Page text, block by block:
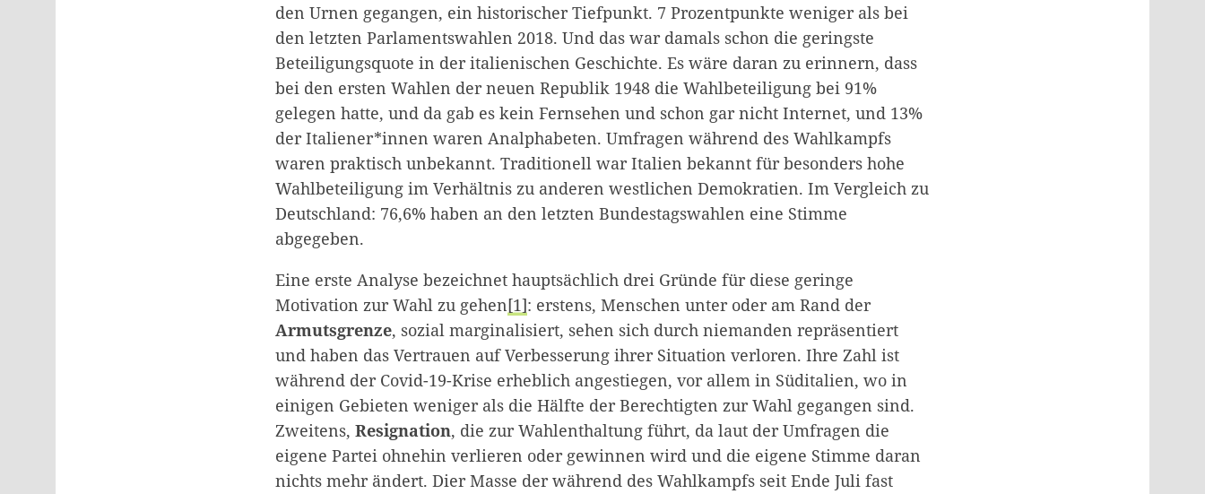
den Urnen gegangen, ein historischer Tiefpunkt. 7 Prozentpunkte weniger als bei
den letzten Parlamentswahlen 2018. Und das war damals schon die geringste
Beteiligungsquote in der italienischen Geschichte. Es wäre daran zu erinnern, dass
bei den ersten Wahlen der neuen Republik 1948 die Wahlbeteiligung bei 91%
gelegen hatte, und da gab es kein Fernsehen und schon gar nicht Internet, und 13%
der Italiener*innen waren Analphabeten. Umfragen während des Wahlkampfs
waren praktisch unbekannt. Traditionell war Italien bekannt für besonders hohe
Wahlbeteiligung im Verhältnis zu anderen westlichen Demokratien. Im Vergleich zu
Deutschland: 76,6% haben an den letzten Bundestagswahlen eine Stimme
abgegeben.
Eine erste Analyse bezeichnet hauptsächlich drei Gründe für diese geringe
Motivation zur Wahl zu gehen[1]: erstens, Menschen unter oder am Rand der
Armutsgrenze, sozial marginalisiert, sehen sich durch niemanden repräsentiert
und haben das Vertrauen auf Verbesserung ihrer Situation verloren. Ihre Zahl ist
während der Covid-19-Krise erheblich angestiegen, vor allem in Süditalien, wo in
einigen Gebieten weniger als die Hälfte der Berechtigten zur Wahl gegangen sind.
Zweitens, Resignation, die zur Wahlenthaltung führt, da laut der Umfragen die
eigene Partei ohnehin verlieren oder gewinnen wird und die eigene Stimme daran
nichts mehr ändert. Dier Masse der während des Wahlkampfs seit Ende Juli fast